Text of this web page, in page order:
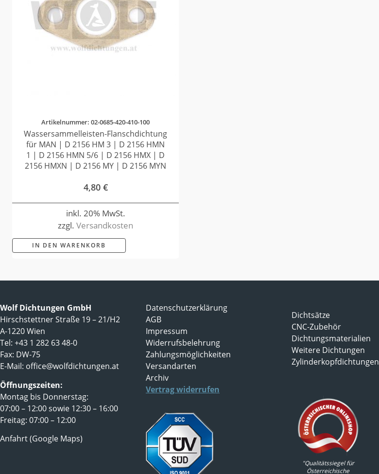
Artikelnummer: 02-0685-420-410-100
Wassersammelleisten-Flanschdichtung
für MAN | D 2156 HM 3 | D 2156 HMN
1 | D 2156 HMN 5/6 | D 2156 HMX | D
2156 HMXN | D 2156 MY | D 2156 MYN
4,80 €
inkl. 20% MwSt.
zzgl.Versandkosten
IN DEN WARENKORB
Wolf Dichtungen GmbH
Hirschstettner Straße 19 – 21/H2
A-1220 Wien
Tel: +43 1 282 63 48-0
Fax: DW-75
E-Mail: office@wolfdichtungen.at
Öffnungszeiten:
Montag bis Donnerstag:
07:00 – 12:00 sowie 12:30 – 16:00
Freitag: 07:00 – 12:00
Anfahrt (Google Maps)
Datenschutzerklärung
AGB
Impressum
Widerrufsbelehrung
Zahlungsmöglichkeiten
Versandarten
Archiv
Vertrag widerrufen
Dichtsätze
CNC-Zubehör
Dichtungsmaterialien
Weitere Dichtungen
Zylinderkopfdichtungen
"Qualitätssiegel für
Österreichische